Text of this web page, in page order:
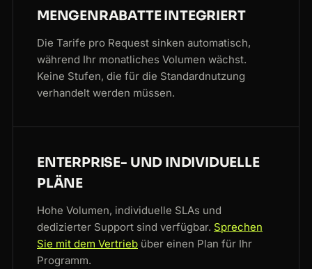
MENGENRABATTE INTEGRIERT
Die Tarife pro Request sinken automatisch,
während Ihr monatliches Volumen wächst.
Keine Stufen, die für die Standardnutzung
verhandelt werden müssen.
ENTERPRISE- UND INDIVIDUELLE
PLÄNE
Hohe Volumen, individuelle SLAs und
dedizierter Support sind verfügbar. Sprechen
Sie mit dem Vertrieb über einen Plan für Ihr
Programm.